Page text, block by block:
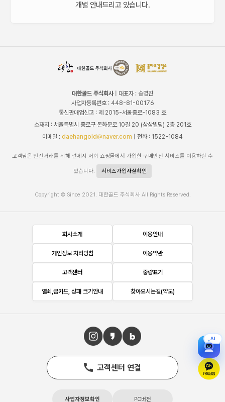
개별 안내드리고 있습니다.
대한골드 주식회사| 대표자 : 송영진
사업자등록번호 : 448-81-00176
통신판매업신고 : 제 2015-서울종로-1083 호
소재지 : 서울특별시 종로구 돈화문로 10길 20 (삼삼빌딩) 2층 201호
이메일 : daehangold@naver.com | 전화 : 1522-1084
고객님은 안전거래를 위해 결제시 저희 쇼핑몰에서 가입한 구매안전 서비스를 이용하실 수
있습니다. 서비스가입사실확인
Copyright © Since 2021. 대한골드 주식회사 All Rights Reserved.
회사소개 이용안내
개인정보 처리방침 이용약관
고객센터 중량표기
열쇠,금카드, 상패 크기안내 찾아오시는길(약도)
고객센터 연결
사업자정보확인 PC버전
AI